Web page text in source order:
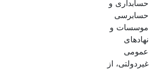
حسابداری و
حسابرسی
موسسات و
نهادهای
عمومی
غیردولتی، از